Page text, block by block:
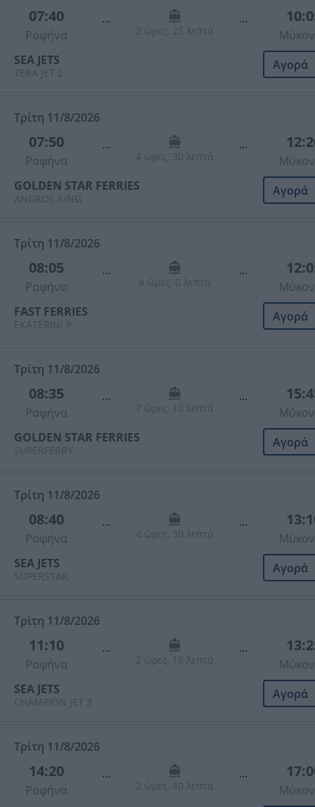
07:40
Ραφήνα
...
2 ώρες, 25 λεπτά
...
SEA JETS
TERA JET 2
Αγορά
Τρίτη 11/8/2026
07:50
Ραφήνα
...
4 ώρες, 30 λεπτά
...
GOLDEN STAR FERRIES
ANDROS KING
Αγορά
Τρίτη 11/8/2026
08:05
Ραφήνα
...
4 ώρες, 0 λεπτά
...
FAST FERRIES
EKATERINI P.
Αγορά
Τρίτη 11/8/2026
08:35
Ραφήνα
...
7 ώρες, 10 λεπτά
...
GOLDEN STAR FERRIES
SUPERFERRY
Αγορά
Τρίτη 11/8/2026
08:40
Ραφήνα
...
4 ώρες, 30 λεπτά
...
SEA JETS
SUPERSTAR
Αγορά
Τρίτη 11/8/2026
11:10
Ραφήνα
...
2 ώρες, 15 λεπτά
...
SEA JETS
CHAMPION JET 3
Αγορά
Τρίτη 11/8/2026
14:20
Ραφήνα
...
2 ώρες, 40 λεπτά
...